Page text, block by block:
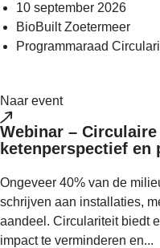
10 september 2026
BioBuilt Zoetermeer
Programmaraad
Naar event
Webinar –
ketenperspectief en
Ongeveer 40% van de
schrijven aan installaties,
aandeel. Circulariteit biedt
impact te verminderen en...